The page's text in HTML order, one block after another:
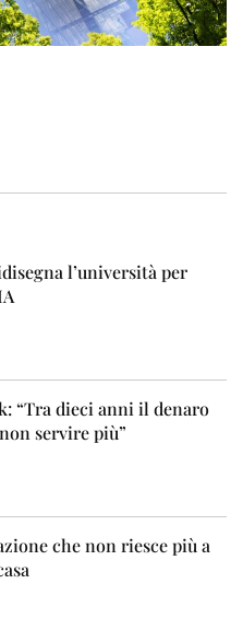
l’università per
“Tra dieci anni il denaro
servire più”
che non riesce più a